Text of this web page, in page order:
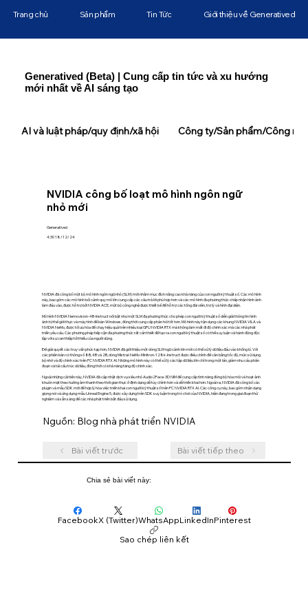
Generatived (Beta) | Cung cấp tin tức và xu hướng
mới nhất về AI sáng tạo
NVIDIA công bố loạt mô hình ngôn ngữ
nhỏ mới
Generatived
4:30 18/12/24
NVIDIA đã công bố một bộ mô hình ngôn ngữ nhỏ (SLM) mới nhằm mục đích nâng cao khả năng của con người kỹ thuật số. Các mô hình
này, bao gồm các mô hình bối cảnh quy mô lớn cung cấp các câu trả lời phù hợp hơn và các mô hình đa phương thức chấp nhận hình ảnh
làm đầu vào, được hỗ trợ bởi NVIDIA ACE, một bộ công nghệ được thiết kế để hỗ trợ các tổng đài viên, trợ lý và hình đại diện.
Mô hình NVIDIA Nemovision-4B-Instruct nổi bật như một SLM đa phương thức cho phép con người kỹ thuật số diễn giải thông tin hình
ảnh từ thế giới thực và máy tính để bàn Windows, đồng thời cung cấp phản hồi tốt hơn. Mô hình này tận dụng các khung NVIDIA VILA và
NVIDIA NeMo, được tối ưu hóa để chạy hiệu quả trên nhiều loại GPU NVIDIA RTX mà không làm mất đi độ chính xác mà các nhà phát
triển yêu cầu. Các phương pháp tiếp cận đa phương thức rất cần thiết để tạo ra con người kỹ thuật số có thể suy luận và hành động độc
lập với sự can thiệp tối thiểu của người dùng.
Để giải quyết các truy vấn phức tạp hơn, NVIDIA đã giới thiệu một dòng SLM ngữ cảnh lớn mới có thể xử lý dữ liệu đầu vào khổng lồ. Với
các phiên bản có thông số 8B, 4B và 2B, dòng Mistral-NeMo-Minitron-128k-Instruct được điều chỉnh để cân bằng tốc độ, mức sử dụng
bộ nhớ và độ chính xác trên PC NVIDIA RTX AI. Những mô hình này có thể xử lý các tập dữ liệu lớn chỉ trong một lần, giảm nhu cầu phân
đoạn và tái cấu trúc dữ liệu, đồng thời có khả năng tăng độ chính xác.
Ngoài những cải tiến này, NVIDIA đã cập nhật dịch vụ siêu nhỏ Audio2Face-3D NIM để cung cấp tính năng đồng bộ hóa môi và hoạt ảnh
khuôn mặt theo hướng âm thanh theo thời gian thực ở định dạng dễ tùy chỉnh hơn và dễ triển khai hơn. Ngoài ra, NVIDIA đã công bố các
plugin và mẫu SDK mới để hợp lý hóa việc triển khai con người kỹ thuật số trên PC NVIDIA RTX AI. Các công cụ này, bao gồm nhận dạng
giọng nói và ứng dụng mẫu Unreal Engine 5, được xây dựng trên SDK suy luận trong trò chơi của NVIDIA, hiện đang trong giai đoạn thử
nghiệm và sẵn sàng để các nhà phát triển bắt đầu sử dụng.
Nguồn: Blog nhà phát triển NVIDIA
Bài viết trước Bài viết tiếp theo
Trang chủ Sản phẩm Tin Tức Giới thiệu về Generatived
Chia sẻ bài viết này:
FacebookX (Twitter)WhatsAppLinkedInPinterest
Sao chép liên kết
AI và luật pháp/quy định/xã hội Công ty/Sản phẩm/Công